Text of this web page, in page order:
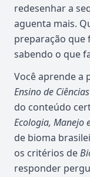
redesenhar a
aguenta mais.
preparação que
sabendo o que
Você aprende a
Ensino de
do conteúdo
Ecologia, Manejo
de bioma
os critérios de
responder